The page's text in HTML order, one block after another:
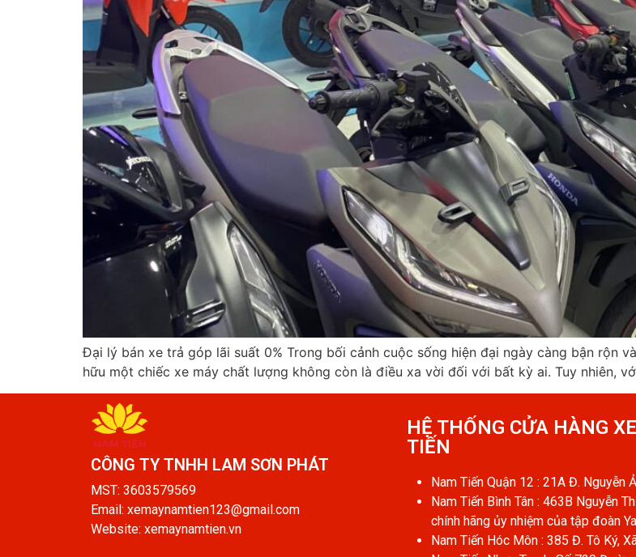
Đại lý bán xe trả góp lãi suất 0% Trong bối cảnh cuộc sống hiện đại ngày càng bận rộn
hữu một chiếc xe máy chất lượng không còn là điều xa vời đối với bất kỳ ai. Tuy nhiên,
CÔNG TY TNHH LAM SƠN PHÁT​
MST: 3603579569
Email: xemaynamtien123@gmail.com
Website: xemaynamtien.vn
HỆ THỐNG CỬA HÀNG
TIẾN​
Nam Tiến Quận 12 : 21A Đ. Nguyễn
Nam Tiến Bình Tân : 463B Nguyễn
chính hãng ủy nhiệm của tập đoàn
Nam Tiến Hóc Môn : 385 Đ. Tô Ký,